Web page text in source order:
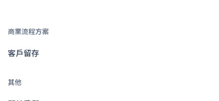
商業流程方案
客戶留存
其他